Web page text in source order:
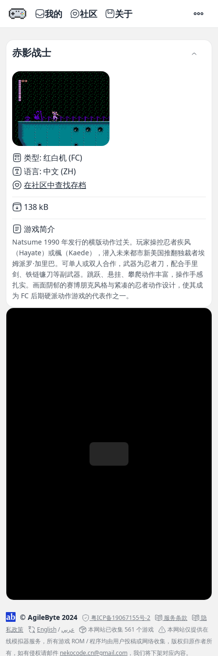
我的 社区 关于 设置
赤影战士
类型: 红白机 (FC)
语言: 中文 (ZH)
在社区中查找存档
Not downloaded
138 kB
游戏简介
Natsume 1990 年发行的横版动作过关。玩家操控忍者疾风
（Hayate）或楓（Kaede），潜入未来都市新美国推翻独裁者埃
姆派罗·加里巴。可单人或双人合作，武器为忍者刀，配合手里
剑、铁链镰刀等副武器。跳跃、悬挂、攀爬动作丰富，操作手感
扎实。画面阴郁的赛博朋克风格与紧凑的忍者动作设计，使其成
为 FC 后期硬派动作游戏的代表作之一。
© AgileByte 2024 粤ICP备19067155号-2 服务条款
隐
私政策
English/عربي 本网站已收集 561 个游戏
本网站仅提供在
线模拟器服务，所有游戏 ROM / 程序均由用户投稿或网络收集，版权归原作者所
有，如有侵权请邮件 nekocode.cn@gmail.com ，我们将下架对应内容。